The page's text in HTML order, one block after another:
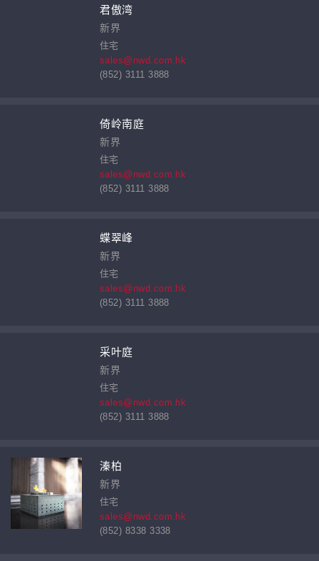
君傲湾
新界
住宅
sales@nwd.com.hk
(852) 3111 3888
倚岭南庭
新界
住宅
sales@nwd.com.hk
(852) 3111 3888
蝶翠峰
新界
住宅
sales@nwd.com.hk
(852) 3111 3888
采叶庭
新界
住宅
sales@nwd.com.hk
(852) 3111 3888
溱柏
新界
住宅
sales@nwd.com.hk
(852) 8338 3338